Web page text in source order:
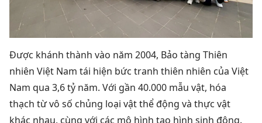
Được khánh thành vào năm 2004, Bảo tàng Thiên
nhiên Việt Nam tái hiện bức tranh thiên nhiên của Việt
Nam qua 3,6 tỷ năm. Với gần 40.000 mẫu vật, hóa
thạch từ vô số chủng loại vật thể động và thực vật
khác nhau, cùng với các mô hình tạo hình sinh động.